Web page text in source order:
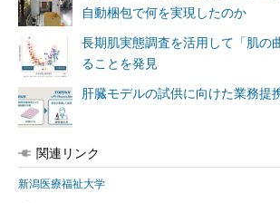
自動梱包で何を実現したのか
長期肌実態調査を活用して「肌の
ることを発見
肝臓モデルの試供に向けた業務提
関連リンク
新潟医療福祉大学